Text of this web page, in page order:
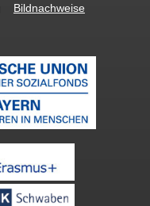
Bildnachweise